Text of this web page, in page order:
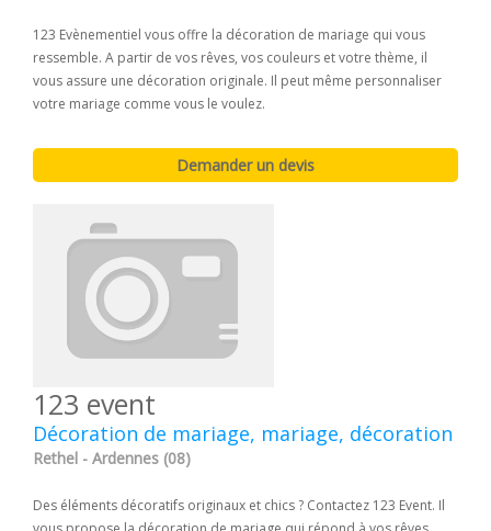
123 Evènementiel vous offre la décoration de mariage qui vous
ressemble. A partir de vos rêves, vos couleurs et votre thème, il
vous assure une décoration originale. Il peut même personnaliser
votre mariage comme vous le voulez.
123 event
Décoration de mariage, mariage, décoration
Rethel - Ardennes (08)
Des éléments décoratifs originaux et chics ? Contactez 123 Event. Il